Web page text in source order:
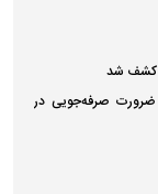
کشف شد
صرفه‌جویی در